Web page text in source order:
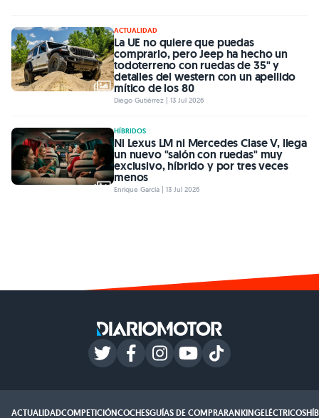
ACTUALIDAD
La UE no quiere que puedas
comprarlo, pero Jeep ha hecho un
todoterreno con ruedas de 35" y
detalles del western con un apellido
mítico de los 80
Diego Gutiérrez | 13 Jul 2026
HÍBRIDOS
Ni Lexus LM ni Mercedes Clase V, llega
un nuevo "salón con ruedas" muy
exclusivo, híbrido y por tres veces
menos
Enrique García | 13 Jul 2026
ACTUALIDADCOMPETICIÓNCOCHESGUÍAS DE COMPRARANKINGELÉCTRICOS